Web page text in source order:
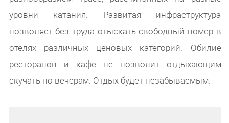
уровни катания. Развитая инфраструктура
позволяет без труда отыскать свободный номер в
отелях различных ценовых категорий. Обилие
ресторанов и кафе не позволит отдыхающим
скучать по вечерам. Отдых будет незабываемым.